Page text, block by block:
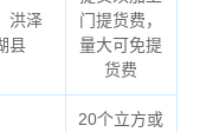
洪泽
县
门提货费，
量大可免提
货费
20个立方或